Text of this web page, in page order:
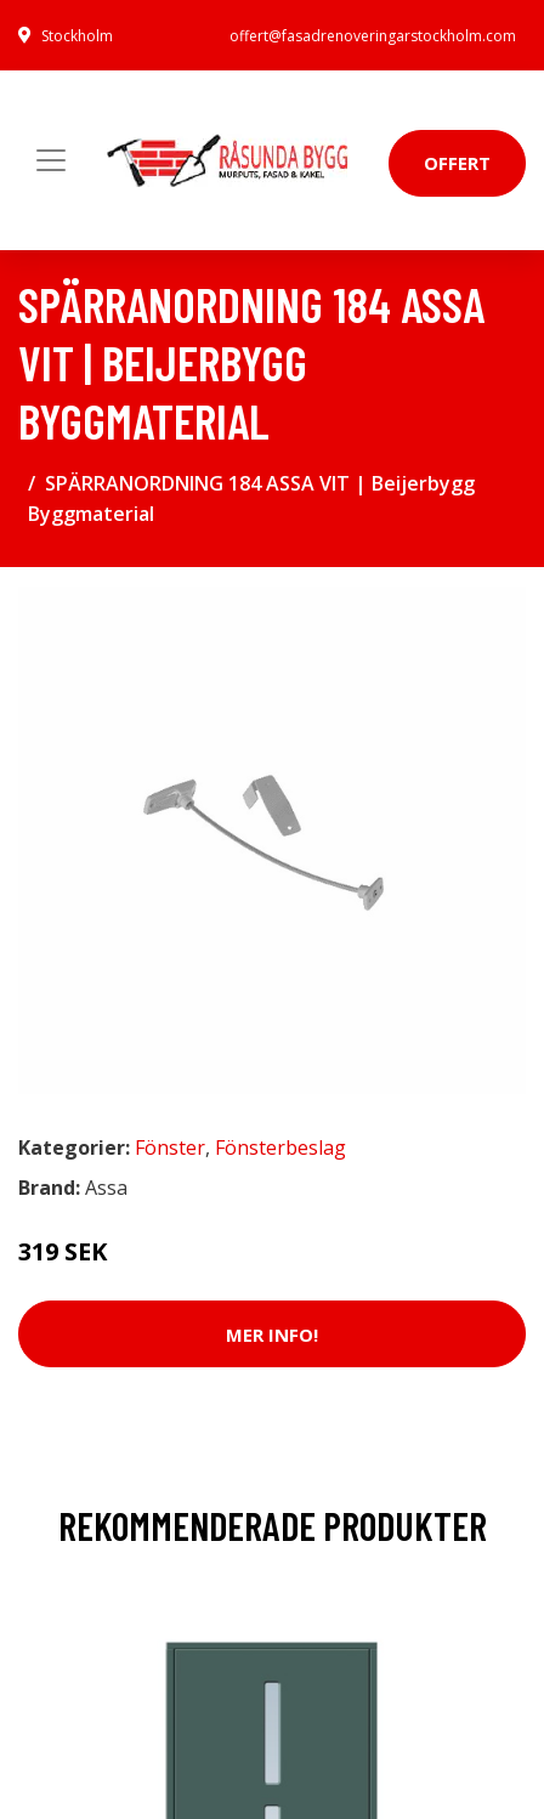
Stockholm offert@fasadrenoveringarstockholm.com
OFFERT
SPÄRRANORDNING 184 ASSA
VIT | BEIJERBYGG
BYGGMATERIAL
SPÄRRANORDNING 184 ASSA VIT | Beijerbygg
Byggmaterial
Kategorier: Fönster, Fönsterbeslag
Brand:Assa
319 SEK
MER INFO!
REKOMMENDERADE PRODUKTER